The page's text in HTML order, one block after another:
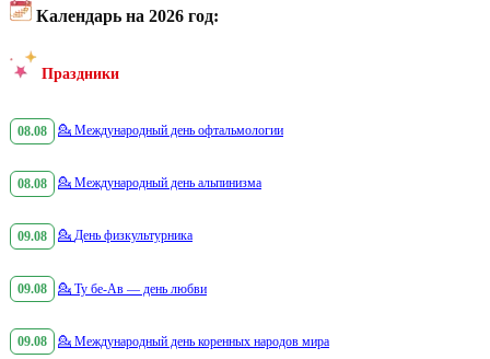
Календарь на 2026 год:
Праздники
08.08 💁 Международный день офтальмологии
08.08 💁 Международный день альпинизма
09.08 💁 День физкультурника
09.08 💁 Ту бе-Ав — день любви
09.08 💁 Международный день коренных народов мира